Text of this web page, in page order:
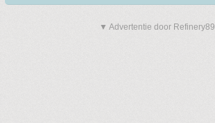
▼ Advertentie door Refinery89